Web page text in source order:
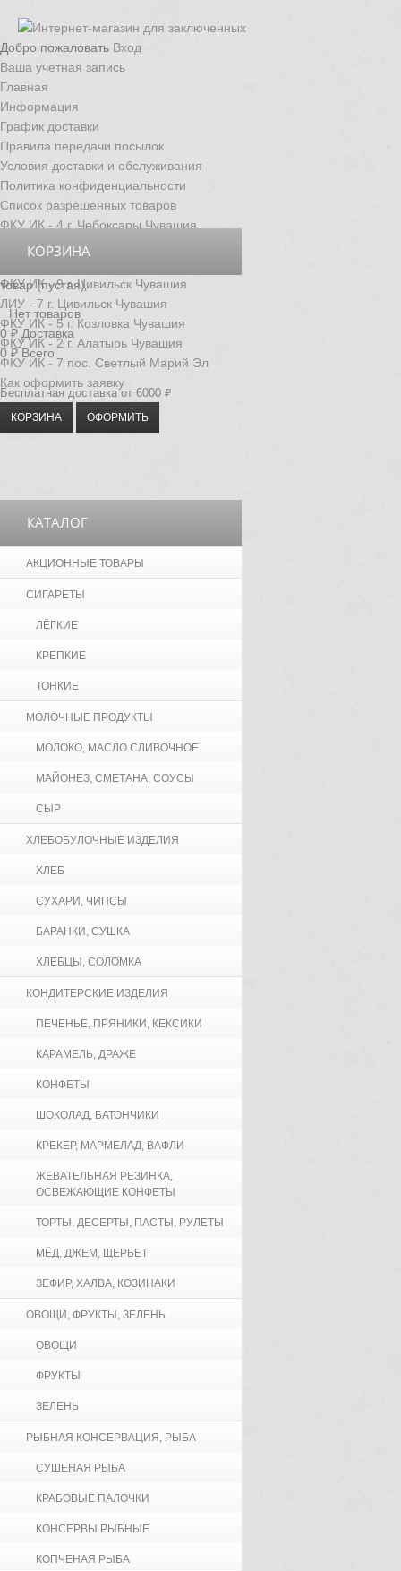
Добро пожаловать Вход
Ваша учетная запись
Главная
Информация
График доставки
Правила передачи посылок
Условия доставки и обслуживания
Политика конфиденциальности
Список разрешенных товаров
ФКУ ИК - 4 г. Чебоксары Чувашия
ФКУ ИК - 3 г. Новочебоксарск Чувашия
ФКУ ИК - 9 г. Цивильск Чувашия
ЛИУ - 7 г. Цивильск Чувашия
ФКУ ИК - 5 г. Козловка Чувашия
ФКУ ИК - 2 г. Алатырь Чувашия
ФКУ ИК - 7 пос. Светлый Марий Эл
Как оформить заявку
КОРЗИНА
товар (пустая)
Нет товаров
0 ₽ Доставка
0 ₽ Всего
Бесплатная доставка от 6000 ₽
КОРЗИНА ОФОРМИТЬ
КАТАЛОГ
АКЦИОННЫЕ ТОВАРЫ
СИГАРЕТЫ
ЛЁГКИЕ
КРЕПКИЕ
ТОНКИЕ
МОЛОЧНЫЕ ПРОДУКТЫ
МОЛОКО, МАСЛО СЛИВОЧНОЕ
МАЙОНЕЗ, СМЕТАНА, СОУСЫ
СЫР
ХЛЕБОБУЛОЧНЫЕ ИЗДЕЛИЯ
ХЛЕБ
СУХАРИ, ЧИПСЫ
БАРАНКИ, СУШКА
ХЛЕБЦЫ, СОЛОМКА
КОНДИТЕРСКИЕ ИЗДЕЛИЯ
ПЕЧЕНЬЕ, ПРЯНИКИ, КЕКСИКИ
КАРАМЕЛЬ, ДРАЖЕ
КОНФЕТЫ
ШОКОЛАД, БАТОНЧИКИ
КРЕКЕР, МАРМЕЛАД, ВАФЛИ
ЖЕВАТЕЛЬНАЯ РЕЗИНКА,
ОСВЕЖАЮЩИЕ КОНФЕТЫ
ТОРТЫ, ДЕСЕРТЫ, ПАСТЫ, РУЛЕТЫ
МЁД, ДЖЕМ, ЩЕРБЕТ
ЗЕФИР, ХАЛВА, КОЗИНАКИ
ОВОЩИ, ФРУКТЫ, ЗЕЛЕНЬ
ОВОЩИ
ФРУКТЫ
ЗЕЛЕНЬ
РЫБНАЯ КОНСЕРВАЦИЯ, РЫБА
СУШЕНАЯ РЫБА
КРАБОВЫЕ ПАЛОЧКИ
КОНСЕРВЫ РЫБНЫЕ
КОПЧЕНАЯ РЫБА